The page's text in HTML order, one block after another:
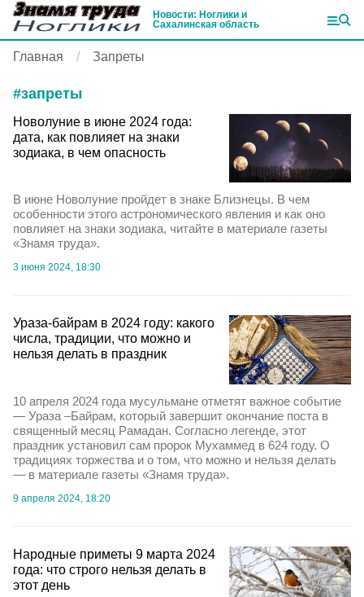
Новости: Ноглики и
Сахалинская область
Главная Запреты
#запреты
Новолуние в июне 2024 года:
дата, как повлияет на знаки
зодиака, в чем опасность
В июне Новолуние пройдет в знаке Близнецы. В чем
особенности этого астрономического явления и как оно
повлияет на знаки зодиака, читайте в материале газеты
«Знамя труда».
3 июня 2024, 18:30
Ураза-байрам в 2024 году: какого
числа, традиции, что можно и
нельзя делать в праздник
10 апреля 2024 года мусульмане отметят важное событие
— Ураза –Байрам, который завершит окончание поста в
священный месяц Рамадан. Согласно легенде, этот
праздник установил сам пророк Мухаммед в 624 году. О
традициях торжества и о том, что можно и нельзя делать
— в материале газеты «Знамя труда».
9 апреля 2024, 18:20
Народные приметы 9 марта 2024
года: что строго нельзя делать в
этот день